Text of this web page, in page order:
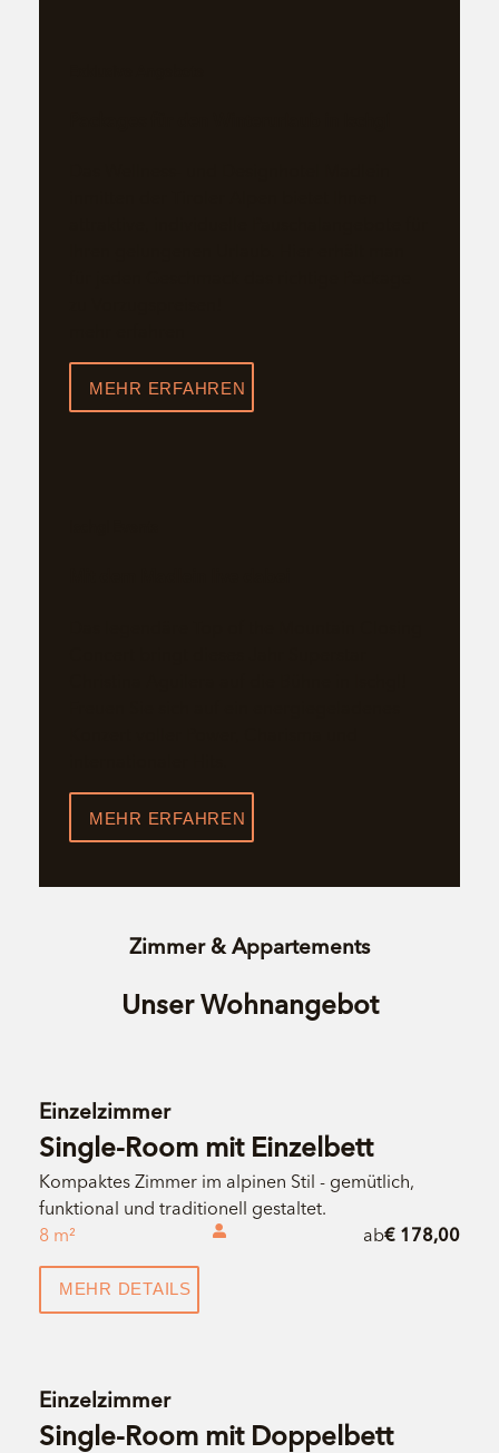
MEHR ERFAHREN
MEHR ERFAHREN
Zimmer & Appartements
Unser Wohnangebot
Einzelzimmer
Single-Room mit Einzelbett
Kompaktes Zimmer im alpinen Stil - gemütlich,
funktional und traditionell gestaltet.
8 m²
ab€ 178,00
MEHR DETAILS
Einzelzimmer
Single-Room mit Doppelbett